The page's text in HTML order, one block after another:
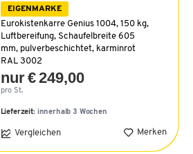
EIGENMARKE
Eurokistenkarre Genius 1004, 150 kg,
Luftbereifung, Schaufelbreite 605
mm, pulverbeschichtet, karminrot
RAL 3002
nur € 249,00
pro St.
Lieferzeit: innerhalb 3 Wochen
Vergleichen Merken